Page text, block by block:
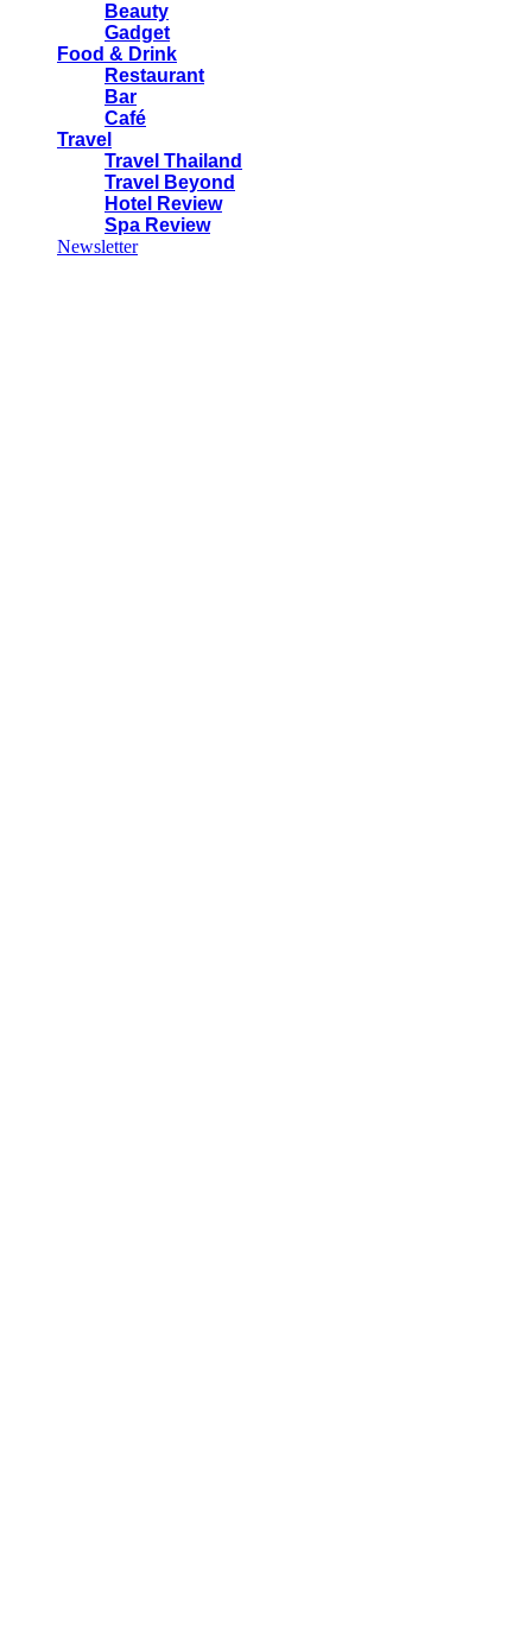
Beauty
Gadget
Food & Drink
Restaurant
Bar
Café
Travel
Travel Thailand
Travel Beyond
Hotel Review
Spa Review
Newsletter